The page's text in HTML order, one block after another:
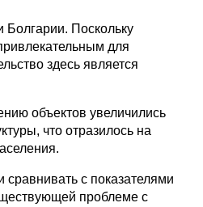
Болгарии. Поскольку
для
здесь является
объектов увеличились
что отразилось на
с показателями
проблеме с